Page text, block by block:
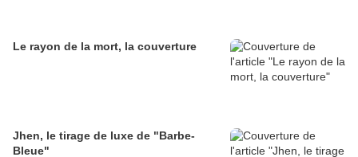
Le rayon de la mort, la couverture
Jhen, le tirage de luxe de "Barbe-
Bleue"